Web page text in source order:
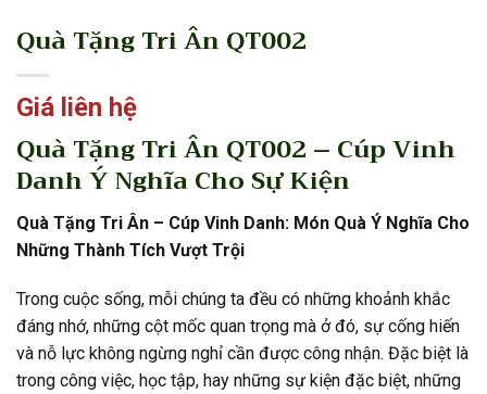
Quà Tặng Tri Ân QT002
Giá liên hệ
Quà Tặng Tri Ân QT002 – Cúp Vinh
Danh Ý Nghĩa Cho Sự Kiện
Quà Tặng Tri Ân – Cúp Vinh Danh: Món Quà Ý Nghĩa Cho
Những Thành Tích Vượt Trội
Trong cuộc sống, mỗi chúng ta đều có những khoảnh khắc
đáng nhớ, những cột mốc quan trọng mà ở đó, sự cống hiến
và nỗ lực không ngừng nghỉ cần được công nhận. Đặc biệt là
trong công việc, học tập, hay những sự kiện đặc biệt, những